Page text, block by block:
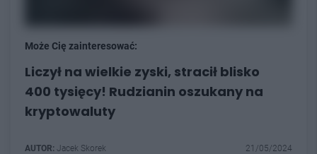
Może Cię zainteresować:
Liczył na wielkie zyski, stracił blisko
400 tysięcy! Rudzianin oszukany na
kryptowaluty
AUTOR: Jacek Skorek 21/05/2024